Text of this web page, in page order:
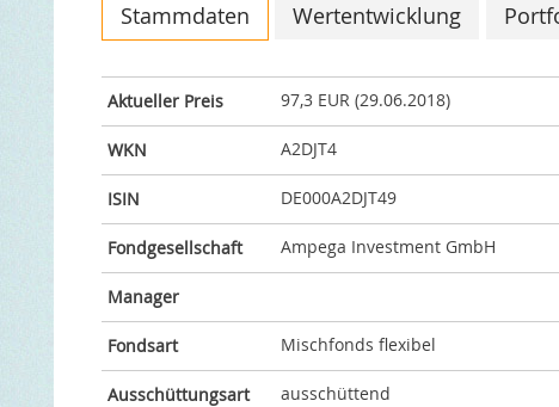
Stammdaten Wertentwicklung
Aktueller Preis 97,3 EUR (29.06.2018)
WKN A2DJT4
ISIN DE000A2DJT49
Fondgesellschaft Ampega Investment GmbH
Manager
Fondsart Mischfonds flexibel
Ausschüttungsart ausschüttend